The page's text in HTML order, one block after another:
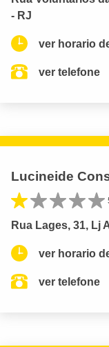
- RJ
ver horario
ver telefone
Lucineide
Rua Lages, 31, Lj
ver horario
ver telefone